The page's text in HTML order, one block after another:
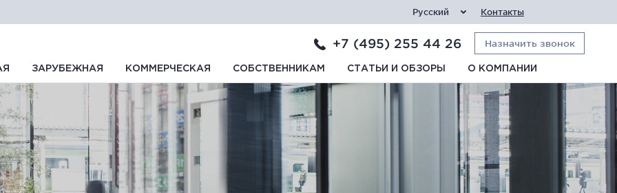
Русский Контакты
+7 (495) 255 44 26 Назначить звонок
ЗАРУБЕЖНАЯ КОММЕРЧЕСКАЯ СОБСТВЕННИКАМ СТАТЬИ И ОБЗОРЫ О КОМПАНИИ